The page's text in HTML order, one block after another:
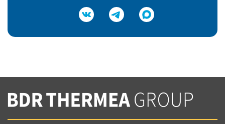
Подтвердить e-mail
Вы соглашаетесь с нашей политикой
конфеденциальности